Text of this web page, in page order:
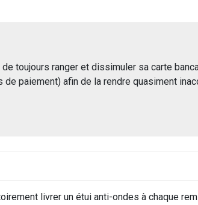
toujours ranger et dissimuler sa carte
de paiement) afin de la rendre quasiment
livrer un étui anti-ondes à chaque